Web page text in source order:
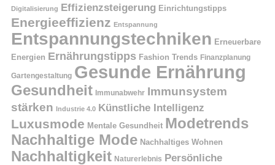
Digitalisierung Effizienzsteigerung Einrichtungstipps
Energieeffizienz Entspannung
Entspannungstechniken Erneuerbare
Energien Ernährungstipps Fashion Trends Finanzplanung
Gartengestaltung Gesunde Ernährung
Gesundheit Immunabwehr Immunsystem
stärken Industrie 4.0 Künstliche Intelligenz
Luxusmode Mentale Gesundheit Modetrends
Nachhaltige Mode Nachhaltiges Wohnen
Nachhaltigkeit Naturerlebnis Persönliche